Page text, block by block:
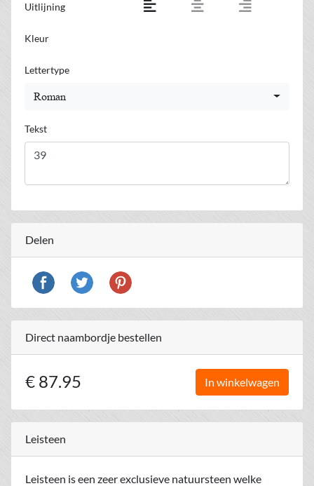
Uitlijning
Kleur
Lettertype
Roman
Tekst
Delen
Direct naambordje bestellen
€ 87.95 In winkelwagen
Leisteen
Leisteen is een zeer exclusieve natuursteen welke